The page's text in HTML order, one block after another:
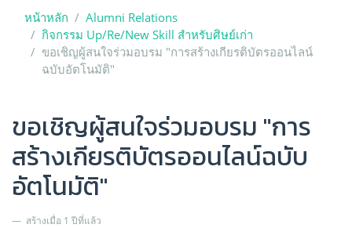
หน้าหลัก
Alumni Relations
กิจกรรม Up/Re/New Skill สำหรับศิษย์เก่า
ขอเชิญผู้สนใจร่วมอบรม "การสร้างเกียรติบัตรออนไลน์
ฉบับอัตโนมัติ"
ขอเชิญผู้สนใจร่วมอบรม "การ
สร้างเกียรติบัตรออนไลน์ฉบับ
อัตโนมัติ"
สร้างเมื่อ 1 ปีที่แล้ว